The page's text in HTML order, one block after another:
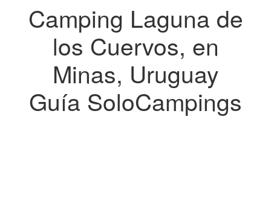
Camping Laguna de
los Cuervos, en
Minas, Uruguay
Guía SoloCampings